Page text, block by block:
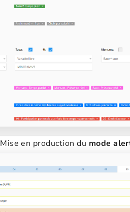
Mise en production du mode